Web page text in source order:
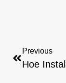
Previous